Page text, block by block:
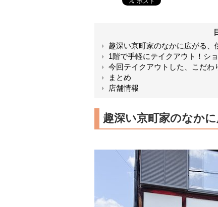
趣深い京町家のなかに広がる、
1階で手軽にテイクアウト！シ
今回テイクアウトした、こだわ
まとめ
店舗情報
趣深い京町家のなか